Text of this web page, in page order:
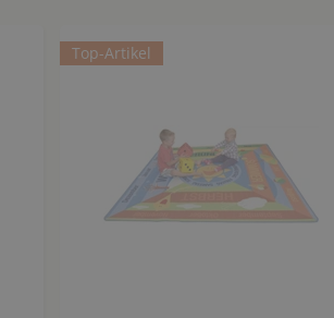
Top-Artikel